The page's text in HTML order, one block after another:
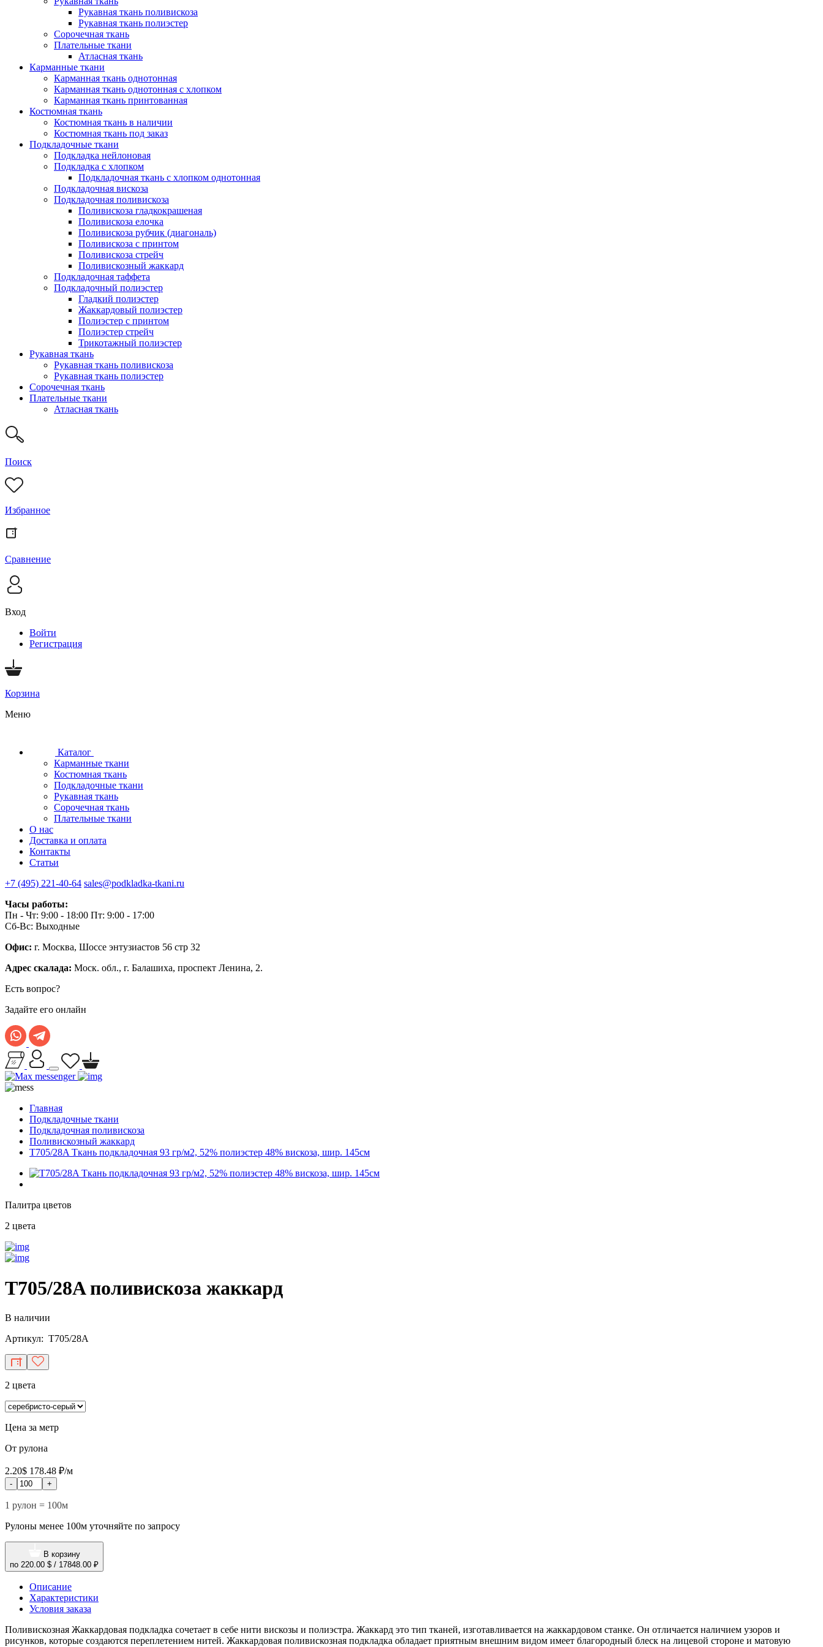
Рукавная ткань поливискоза
Рукавная ткань полиэстер
Сорочечная ткань
Плательные ткани
Атласная ткань
Карманные ткани
Карманная ткань однотонная
Карманная ткань однотонная с хлопком
Карманная ткань принтованная
Костюмная ткань
Костюмная ткань в наличии
Костюмная ткань под заказ
Подкладочные ткани
Подкладка нейлоновая
Подкладка с хлопком
Подкладочная ткань с хлопком однотонная
Подкладочная вискоза
Подкладочная поливискоза
Поливискоза гладкокрашеная
Поливискоза елочка
Поливискоза рубчик (диагональ)
Поливискоза с принтом
Поливискоза стрейч
Поливискозный жаккард
Подкладочная таффета
Подкладочный полиэстер
Гладкий полиэстер
Жаккардовый полиэстер
Полиэстер с принтом
Полиэстер стрейч
Трикотажный полиэстер
Рукавная ткань
Рукавная ткань поливискоза
Рукавная ткань полиэстер
Сорочечная ткань
Плательные ткани
Атласная ткань
Поиск
Избранное
Сравнение
Вход
Войти
Регистрация
Корзина
Меню
Каталог
Карманные ткани
Костюмная ткань
Подкладочные ткани
Рукавная ткань
Сорочечная ткань
Плательные ткани
О нас
Доставка и оплата
Контакты
Статьи
+7 (495) 221-40-64 sales@podkladka-tkani.ru
Часы работы:
Пн - Чт: 9:00 - 18:00 Пт: 9:00 - 17:00
Сб-Вс: Выходные
Офис: г. Москва, Шоссе энтузиастов 56 стр 32
Адрес скалада: Моск. обл., г. Балашиха, проспект Ленина, 2.
Есть вопрос?
Задайте его онлайн
Главная
Подкладочные ткани
Подкладочная поливискоза
Поливискозный жаккард
T705/28A Ткань подкладочная 93 гр/м2, 52% полиэстер 48% вискоза, шир. 145см
Палитра цветов
2 цвета
T705/28A поливискоза жаккард
В наличии
Артикул: T705/28A
2 цвета
Цена за метр
От рулона
2.20$ 178.48 ₽/м
- +
1 рулон = 100м
Рулоны менее 100м уточняйте по запросу
В корзину
по 220.00 $ / 17848.00 ₽
Описание
Характеристики
Условия заказа
Поливискозная Жаккардовая подкладка сочетает в себе нити вискозы и полиэстра. Жаккард это тип тканей, изготавливается на жаккардовом станке. Он отличается наличием узоров и
рисунков, которые создаются переплетением нитей. Жаккардовая поливискозная подкладка обладает приятным внешним видом имеет благородный блеск на лицевой стороне и матовую